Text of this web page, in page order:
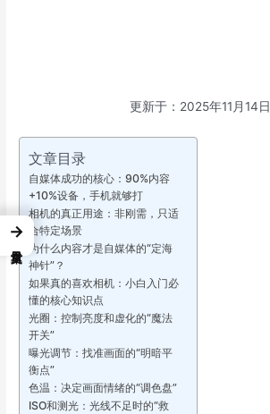
更新于：2025年11月14日
文章目录
自媒体成功的核心：90%内容
+10%设备，手机就够打
相机的真正用途：非刚需，只适
合特定场景
为什么内容才是自媒体的“定海
神针”？
如果真的喜欢相机：小白入门必
懂的核心知识点
光圈：控制亮度和虚化的“魔法
开关”
曝光调节：找准画面的“明暗平
衡点”
色温：决定画面情绪的“调色盘”
ISO和测光：光线不足时的“救
→